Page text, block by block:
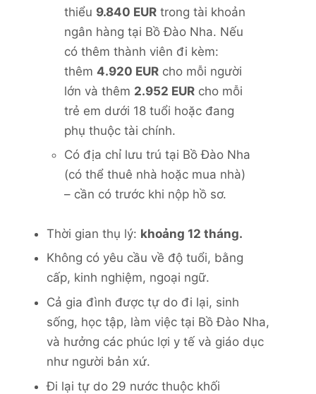
thiểu 9.840 EUR trong tài khoản
ngân hàng tại Bồ Đào Nha. Nếu
có thêm thành viên đi kèm:
thêm 4.920 EUR cho mỗi người
lớn và thêm 2.952 EUR cho mỗi
trẻ em dưới 18 tuổi hoặc đang
phụ thuộc tài chính.
Có địa chỉ lưu trú tại Bồ Đào Nha
(có thể thuê nhà hoặc mua nhà)
– cần có trước khi nộp hồ sơ.
Thời gian thụ lý: khoảng 12 tháng.
Không có yêu cầu về độ tuổi, bằng
cấp, kinh nghiệm, ngoại ngữ.
Cả gia đình được tự do đi lại, sinh
sống, học tập, làm việc tại Bồ Đào Nha,
và hưởng các phúc lợi y tế và giáo dục
như người bản xứ.
Đi lại tự do 29 nước thuộc khối